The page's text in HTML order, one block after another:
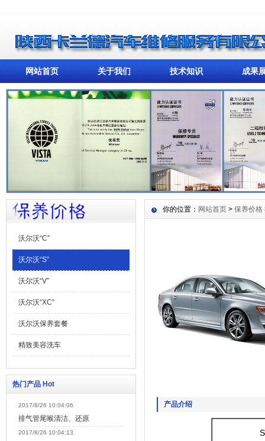
网站首页 关于我们 技术知识 成果
沃尔沃“C”
沃尔沃“S”
沃尔沃“V”
沃尔沃“XC”
沃尔沃保养套餐
精致美容洗车
热门产品 Hot
2017/8/26 10:04:06
排气管尾喉清洁、还原
2017/8/26 10:04:13
你的位置： 网站首页 > 保养价格
产品介绍